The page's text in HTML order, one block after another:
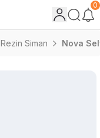
0
Rezin Siman